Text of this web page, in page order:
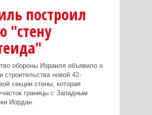
построил
"стену
обороны Израиля объявило о
строительства новой 42-
секции стены, которая
границы с Западным
Иордан.